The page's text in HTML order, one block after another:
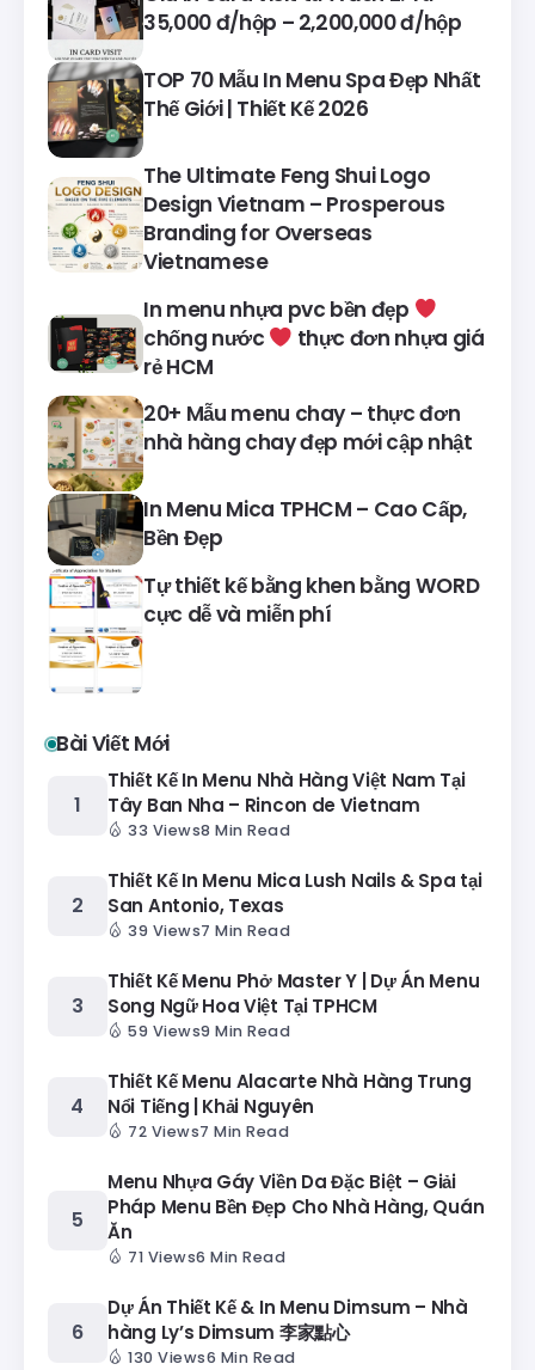
35,000 đ/hộp – 2,200,000 đ/hộp
TOP 70 Mẫu In Menu Spa Đẹp Nhất
Thế Giới | Thiết Kế 2026
The Ultimate Feng Shui Logo
Design Vietnam – Prosperous
Branding for Overseas
Vietnamese
In menu nhựa pvc bền đẹp
chống nước
thực đơn nhựa giá
rẻ HCM
20+ Mẫu menu chay – thực đơn
nhà hàng chay đẹp mới cập nhật
In Menu Mica TPHCM – Cao Cấp,
Bền Đẹp
Tự thiết kế bằng khen bằng WORD
cực dễ và miễn phí
Bài Viết Mới
Thiết Kế In Menu Nhà Hàng Việt Nam Tại
Tây Ban Nha – Rincon de Vietnam
33 Views8 Min Read
Thiết Kế In Menu Mica Lush Nails & Spa tại
San Antonio, Texas
39 Views7 Min Read
Thiết Kế Menu Phở Master Y | Dự Án Menu
Song Ngữ Hoa Việt Tại TPHCM
59 Views9 Min Read
Thiết Kế Menu Alacarte Nhà Hàng Trung
Nổi Tiếng | Khải Nguyên
72 Views7 Min Read
Menu Nhựa Gáy Viền Da Đặc Biệt – Giải
Pháp Menu Bền Đẹp Cho Nhà Hàng, Quán
Ăn
71 Views6 Min Read
Dự Án Thiết Kế & In Menu Dimsum – Nhà
hàng Ly’s Dimsum 李家點心
130 Views6 Min Read